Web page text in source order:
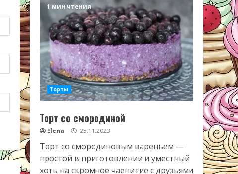
1 мин чтения
Торты
Торт со смородиной
Elena 25.11.2023
Торт со смородиновым вареньем —
простой в приготовлении и уместный
хоть на скромное чаепитие с друзьями